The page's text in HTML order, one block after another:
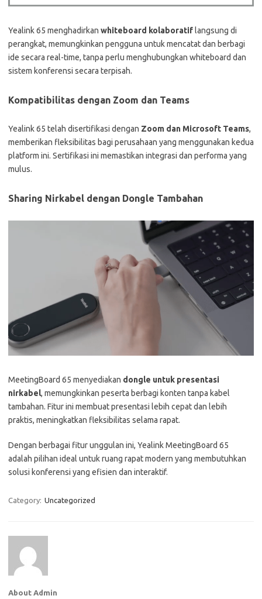
Yealink 65 menghadirkan whiteboard kolaboratif langsung di
perangkat, memungkinkan pengguna untuk mencatat dan berbagi
ide secara real-time, tanpa perlu menghubungkan whiteboard dan
sistem konferensi secara terpisah.
Kompatibilitas dengan Zoom dan Teams
Yealink 65 telah disertifikasi dengan Zoom dan Microsoft Teams,
memberikan fleksibilitas bagi perusahaan yang menggunakan kedua
platform ini. Sertifikasi ini memastikan integrasi dan performa yang
mulus.
Sharing Nirkabel dengan Dongle Tambahan
MeetingBoard 65 menyediakan dongle untuk presentasi
nirkabel, memungkinkan peserta berbagi konten tanpa kabel
tambahan. Fitur ini membuat presentasi lebih cepat dan lebih
praktis, meningkatkan fleksibilitas selama rapat.
Dengan berbagai fitur unggulan ini, Yealink MeetingBoard 65
adalah pilihan ideal untuk ruang rapat modern yang membutuhkan
solusi konferensi yang efisien dan interaktif.
Category: Uncategorized
About Admin